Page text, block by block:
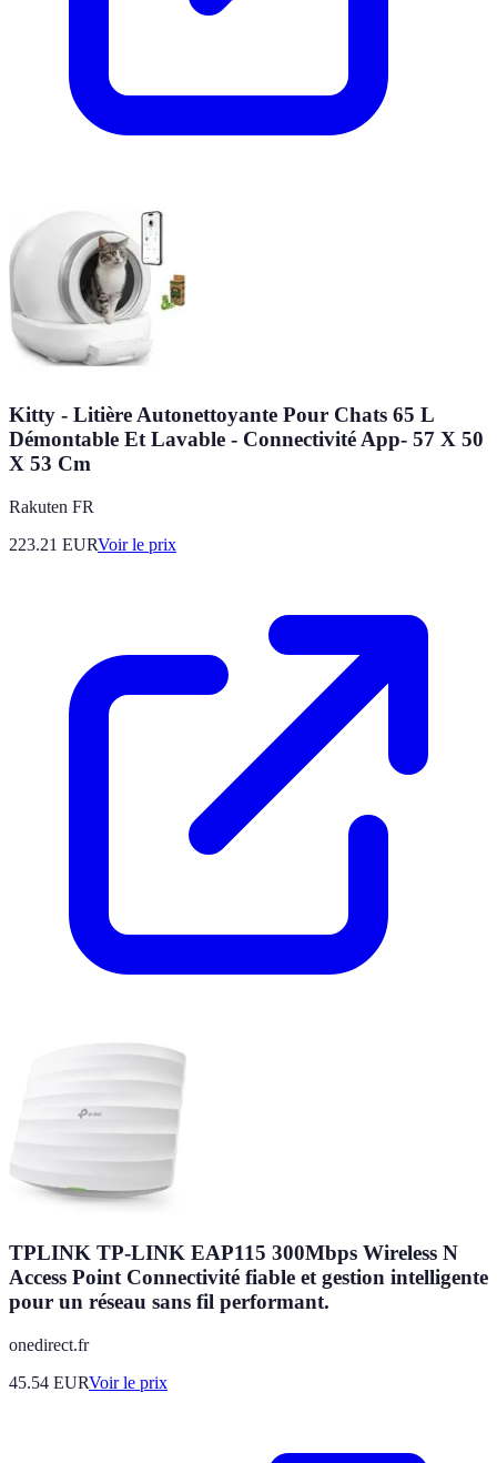
Kitty - Litière Autonettoyante Pour Chats 65 L
Démontable Et Lavable - Connectivité App- 57 X 50
X 53 Cm
Rakuten FR
223.21 EURVoir le prix
TPLINK TP-LINK EAP115 300Mbps Wireless N
Access Point Connectivité fiable et gestion intelligente
pour un réseau sans fil performant.
onedirect.fr
45.54 EURVoir le prix